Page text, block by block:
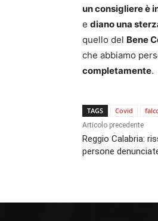
un consigliere è
e diano una
quello del Bene
che abbiamo
completamente.
TAGS Covid
Articolo precedente
Reggio Calabria:
persone